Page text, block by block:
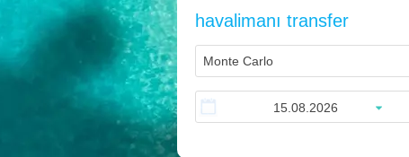
havalimanı transfer